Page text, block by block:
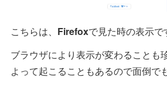
こちらは、 Firefoxで見た時の表示で
ブラウザにより表示が変わることも
よって起こることもあるので面倒で